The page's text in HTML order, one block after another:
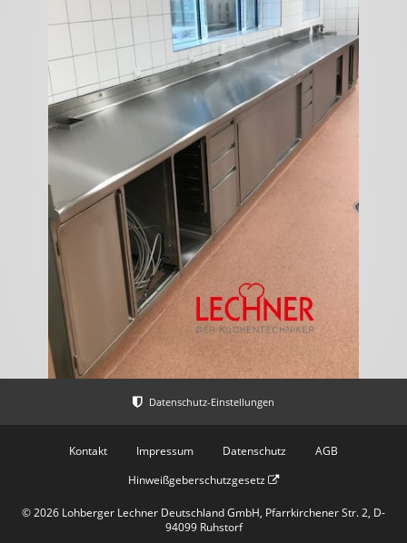
Kontakt Impressum Datenschutz
AGB
Hinweißgeberschutzgesetz
© 2026 Lohberger Lechner Deutschland GmbH, Pfarrkirchener Str. 2, D-
94099 Ruhstorf